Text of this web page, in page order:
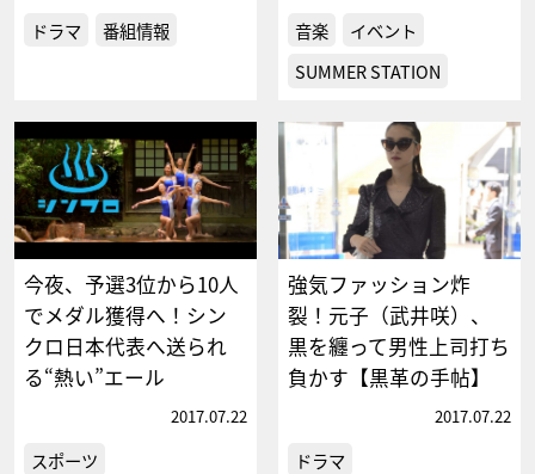
ドラマ 番組情報 音楽
イベント
SUMMER STATION
今夜、予選3位から10人
でメダル獲得へ！シン
クロ日本代表へ送られ
る“熱い”エール
2017.07.22
スポーツ
強気ファッション炸
裂！元子（武井咲）、
黒を纏って男性上司打ち
負かす【黒革の手帖】
2017.07.22
ドラマ